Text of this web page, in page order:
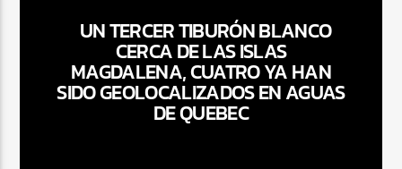
CURRENT SHOW
BALADAS Y VALLENATO
5:00 PM
UN TERCER TIBURÓN BLANCO
CERCA DE LAS ISLAS
MAGDALENA, CUATRO YA HAN
SIDO GEOLOCALIZADOS EN AGUAS
DE QUEBEC